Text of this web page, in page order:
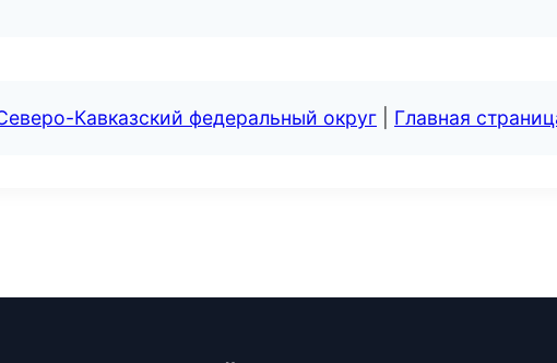
Кавказский федеральный округ Главная